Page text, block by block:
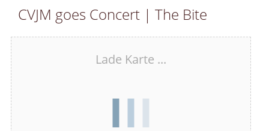
CVJM goes Concert | The Bite
Lade Karte ...